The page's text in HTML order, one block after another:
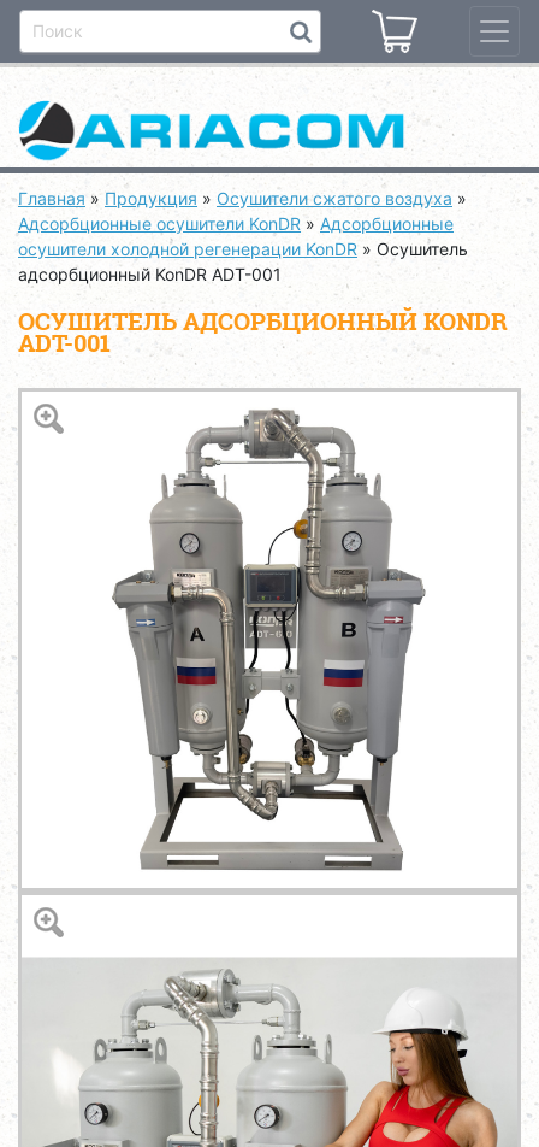
Главная » Продукция » Осушители сжатого воздуха »
Адсорбционные осушители KonDR » Адсорбционные
осушители холодной регенерации KonDR » Осушитель
адсорбционный KonDR ADT-001
ОСУШИТЕЛЬ АДСОРБЦИОННЫЙ KONDR
ADT-001